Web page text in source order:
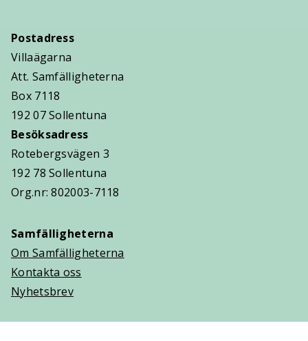
Postadress
Villaägarna
Att. Samfälligheterna
Box 7118
192 07 Sollentuna
Besöksadress
Rotebergsvägen 3
192 78 Sollentuna
Org.nr: 802003-7118
Samfälligheterna
Om Samfälligheterna
Kontakta oss
Nyhetsbrev